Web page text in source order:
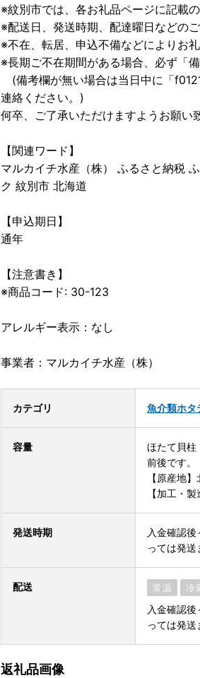
※紋別市では、各お礼品ページに記載
※配送日、発送時期、配達曜日などの
※不在、転居、申込不備などによりお
※長期ご不在期間がある場合、必ず「
(備考欄が無い場合は当日中に「
連絡ください。)
何卒、ご了承いただけますようお願い
【関連ワード】
マルカイチ水産（株） ふるさと納税
ク 紋別市 北海道
【申込期日】
通年
【注意書き】
※商品コード: 30-123
アレルギー表示：なし
事業者：マルカイチ水産（株）
カテゴリ 魚介類ホタ
容量
ほたて貝
前後です。
【原産地
【加工・
発送時期
入金確認
っては発送
配送 常温 冷
入金確認
っては発送
返礼品画像